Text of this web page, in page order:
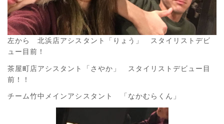
左から 北浜店アシスタント「りょう」 スタイリストデビ
ュー目前！
茶屋町店アシスタント「さやか」 スタイリストデビュー目
前！！
チーム竹中メインアシスタント 「なかむらくん」